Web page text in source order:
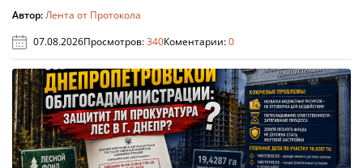
Автор:Лента от Протокола
07.08.2026Просмотров:340Коментарии:0